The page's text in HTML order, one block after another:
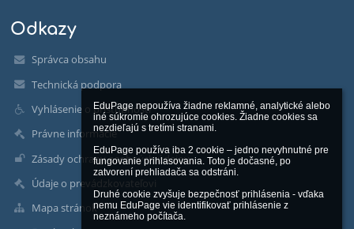
EduPage nepoužíva žiadne reklamné, analytické alebo
iné súkromie ohrozujúce cookies. Žiadne cookies sa
nezdieľajú s tretími stranami.
EduPage používa iba 2 cookie – jedno nevyhnutné pre
fungovanie prihlasovania. Toto je dočasné, po
zatvorení prehliadača sa odstráni.
Druhé cookie zvyšuje bezpečnosť prihlásenia - vďaka
nemu EduPage vie identifikovať prihlásenie z
neznámeho počítača.
Odkazy
Správca obsahu
Technická podpora
Vyhlásenie o prístupnosti
Právne informácie
Zásady ochrany osobných údajov
Údaje o prevádzkovateľovi
Mapa stránok